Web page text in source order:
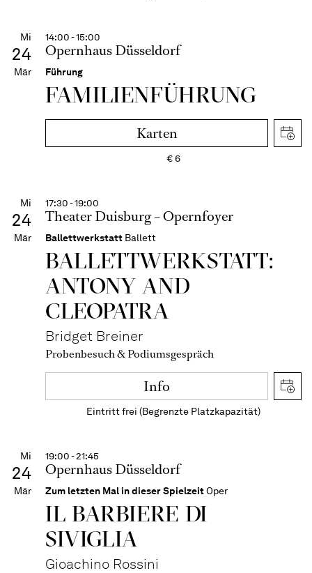
Mi
24
Mär
14:00 - 15:00
Opernhaus Düsseldorf
Führung
FAMI­LIEN­FÜH­RUNG
Karten
€6
Mi
24
Mär
17:30 - 19:00
Theater Duisburg – Opernfoyer
Ballettwerkstatt Ballett
BALLETT­WERKSTATT:
ANTONY AND
CLEOPATRA
Bridget Breiner
Probenbesuch & Podiumsgespräch
Info
Eintritt frei (Begrenzte Platzkapazität)
Mi
24
Mär
19:00 - 21:45
Opernhaus Düsseldorf
Zum letzten Mal in dieser SpielzeitOper
IL BARBIERE DI
SIVIGLIA
Gioachino Rossini